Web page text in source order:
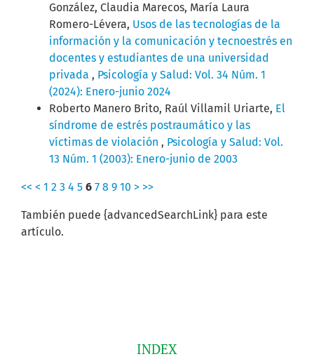
González, Claudia Marecos, María Laura
Romero-Lévera, Usos de las tecnologías de la
información y la comunicación y tecnoestrés en
docentes y estudiantes de una universidad
privada , Psicología y Salud: Vol. 34 Núm. 1
(2024): Enero-junio 2024
Roberto Manero Brito, Raúl Villamil Uriarte, El
síndrome de estrés postraumático y las
víctimas de violación , Psicología y Salud: Vol.
13 Núm. 1 (2003): Enero-junio de 2003
<< < 1 2 3 4 5 6 7 8 9 10 > >>
También puede {advancedSearchLink} para este
artículo.
INDEX